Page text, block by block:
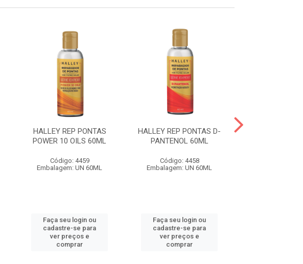
HALLEY REP PONTAS
POWER 10 OILS 60ML
Código: 4459
Embalagem: UN 60ML
Faça seu login ou
cadastre-se para
ver preços e
comprar
HALLEY REP PONTAS D-
PANTENOL 60ML
Código: 4458
Embalagem: UN 60ML
Faça seu login ou
cadastre-se para
ver preços e
comprar